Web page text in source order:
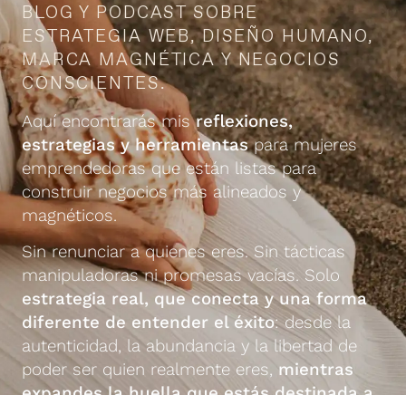
BLOG Y PODCAST SOBRE
ESTRATEGIA WEB, DISEÑO HUMANO,
MARCA MAGNÉTICA Y NEGOCIOS
CONSCIENTES.
Aquí encontrarás misreflexiones,
estrategias y herramientaspara mujeres
emprendedoras que están listas para
construir negocios más alineados y
magnéticos.
Sin renunciar a quienes eres. Sin tácticas
manipuladoras ni promesas vacías. Solo
estrategia real, que conecta y una forma
diferente de entender el éxito: desde la
autenticidad, la abundancia y la libertad de
poder ser quien realmente eres, mientras